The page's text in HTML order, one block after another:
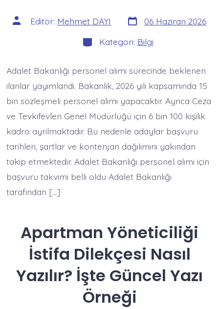
Yazının
yazarı
Editör: Mehmet DAYI Yazı
tarihi
06 Haziran 2026
Kategoriler
Kategori: Bilgi
Adalet Bakanlığı personel alımı sürecinde beklenen
ilanlar yayımlandı. Bakanlık, 2026 yılı kapsamında 15
bin sözleşmeli personel alımı yapacaktır. Ayrıca Ceza
ve Tevkifevleri Genel Müdürlüğü için 6 bin 100 kişilik
kadro ayrılmaktadır. Bu nedenle adaylar başvuru
tarihleri, şartlar ve kontenjan dağılımını yakından
takip etmektedir. Adalet Bakanlığı personel alımı için
başvuru takvimi belli oldu Adalet Bakanlığı
tarafından […]
Apartman Yöneticiliği
İstifa Dilekçesi Nasıl
Yazılır? İşte Güncel Yazı
Örneği